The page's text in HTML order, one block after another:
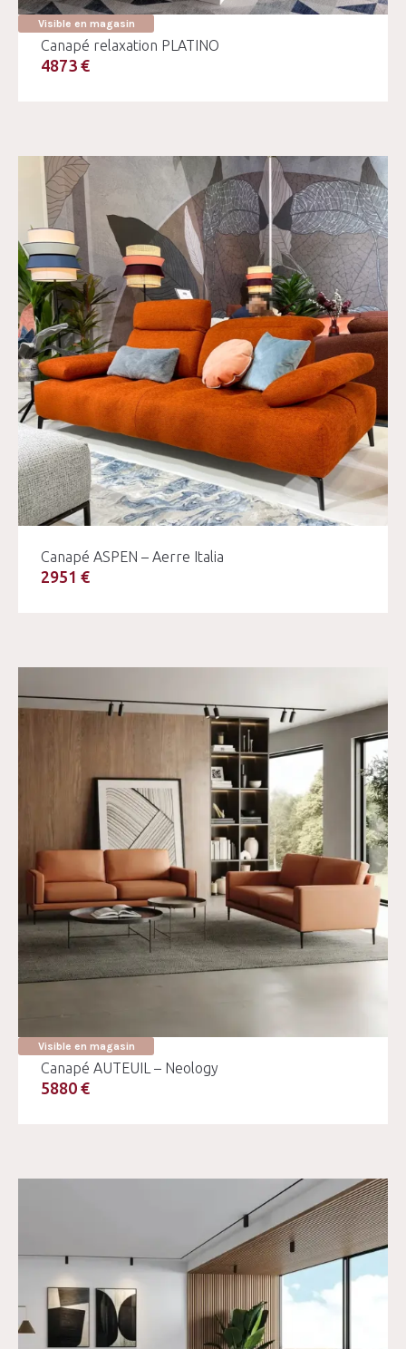
Visible en magasin
Canapé relaxation PLATINO
4873 €
Canapé ASPEN – Aerre Italia
2951 €
Visible en magasin
Canapé AUTEUIL – Neology
5880 €